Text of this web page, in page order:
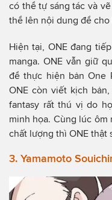
có thể tự sáng tác và
thể lên nội dung để cho
Hiện tại, ONE đang
manga. ONE vẫn giữ
để thực hiện bản One
ONE còn viết kịch
fantasy rất thú vị do
minh họa. Cùng lúc ôm
chất lượng thì ONE thật
3. Yamamoto